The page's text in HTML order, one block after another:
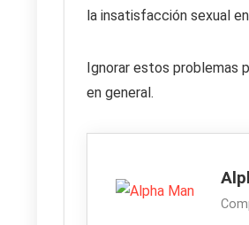
la insatisfacción sexual
Ignorar estos problemas
en general.